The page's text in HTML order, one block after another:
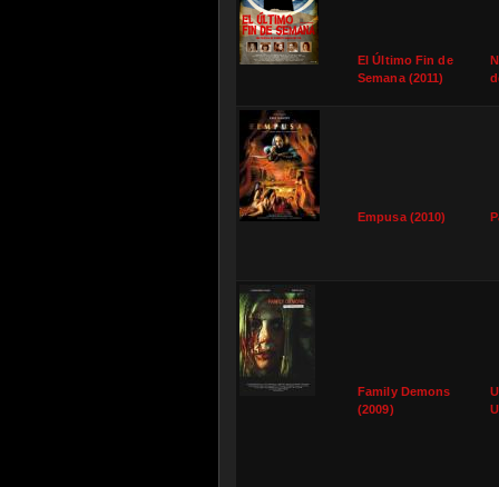
El Último Fin de
Semana (2011)
Empusa (2010)
Family Demons
(2009)